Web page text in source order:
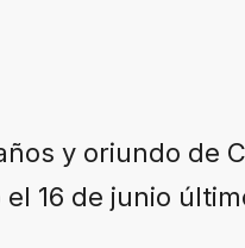
y oriundo de
16 de junio